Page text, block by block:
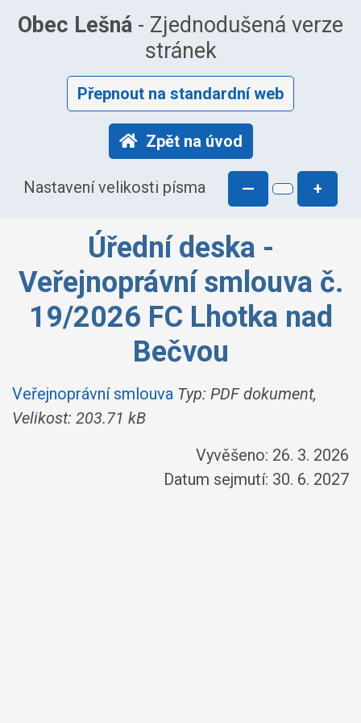
Obec Lešná - Zjednodušená verze
stránek
Přepnout na standardní web
Zpět na úvod
Nastavení velikosti písma — +
Úřední deska -
Veřejnoprávní smlouva č.
19/2026 FC Lhotka nad
Bečvou
Veřejnoprávní smlouva Typ: PDF dokument,
Velikost: 203.71 kB
Vyvěšeno: 26. 3. 2026
Datum sejmutí: 30. 6. 2027